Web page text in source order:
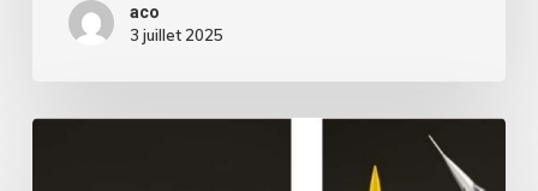
aco
3 juillet 2025